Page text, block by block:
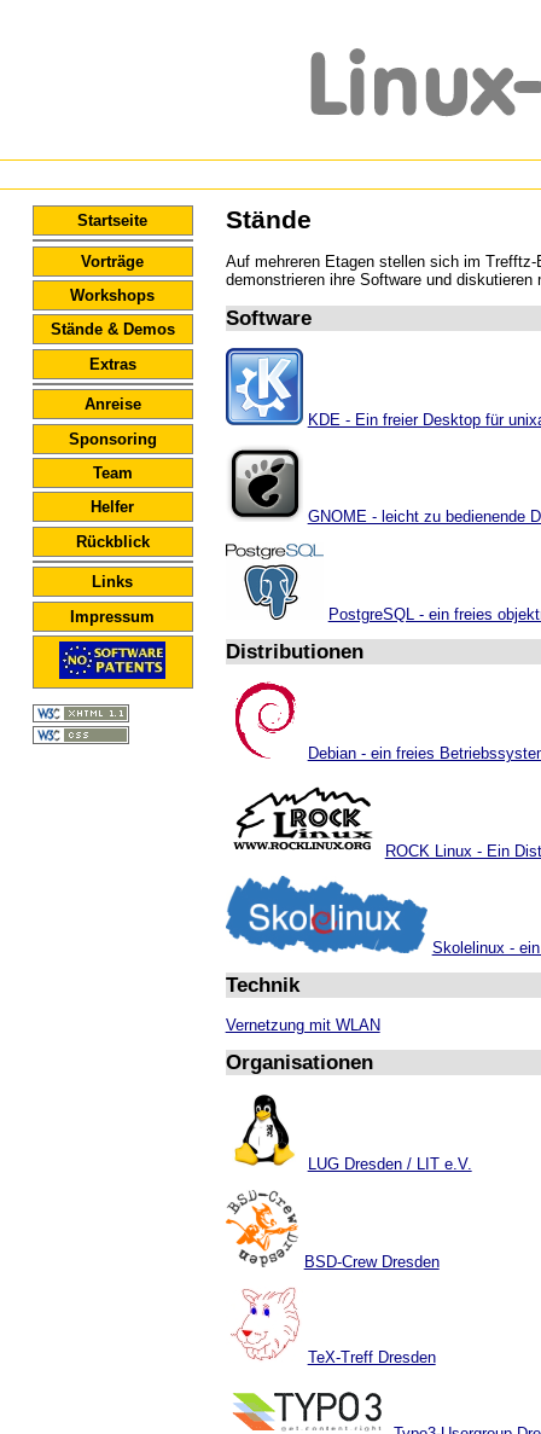
Startseite
Vorträge
Workshops
Stände & Demos
Extras
Anreise
Sponsoring
Team
Helfer
Rückblick
Links
Impressum
Stände
Auf mehreren Etagen stellen sich im
demonstrieren ihre Software und diskutieren
Software
KDE - Ein freier Desktop für
GNOME - leicht zu bedienende
PostgreSQL - ein freies
Distributionen
Debian - ein freies
ROCK Linux - Ein
Skolelinux -
Technik
Vernetzung mit WLAN
Organisationen
LUG Dresden / LIT e.V.
BSD-Crew Dresden
TeX-Treff Dresden